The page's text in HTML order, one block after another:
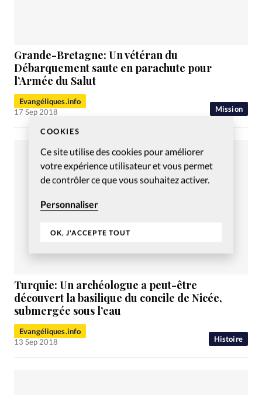
COOKIES
Ce site utilise des cookies pour améliorer
votre expérience utilisateur et vous permet
de contrôler ce que vous souhaitez activer.
Personnaliser
OK, J'ACCEPTE TOUT
Mission
Grande-Bretagne: Un vétéran du
Débarquement saute en parachute pour
l’Armée du Salut
Evangéliques.info
17 Sep 2018
Histoire
Turquie: Un archéologue a peut-être
découvert la basilique du concile de Nicée,
submergée sous l’eau
Evangéliques.info
13 Sep 2018